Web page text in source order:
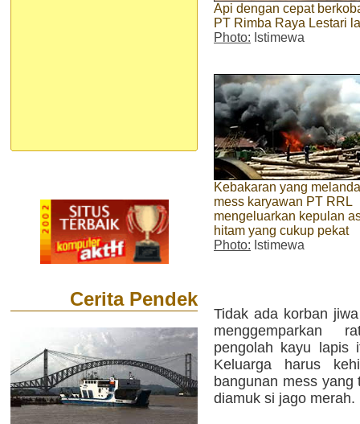
Cerita Pendek
Api dengan cepat
PT Rimba Raya Lestari
Photo: Istimewa
Kebakaran yang melanda
mess karyawan PT RRL
mengeluarkan kepulan
hitam yang cukup pekat
Photo: Istimewa
Tidak ada korban
menggemparkan
pengolah kayu lapis
Keluarga harus
bangunan mess
diamuk si jago merah.